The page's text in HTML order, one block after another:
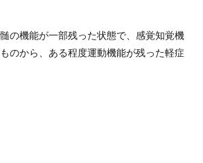
の機能が一部残った状態で、感覚知覚機
のから、ある程度運動機能が残った軽症